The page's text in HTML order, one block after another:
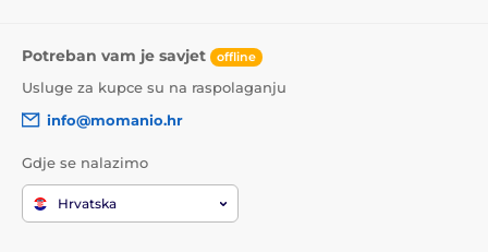
Potreban vam je savjet offline
Usluge za kupce su na raspolaganju
info@momanio.hr
Gdje se nalazimo
Hrvatska